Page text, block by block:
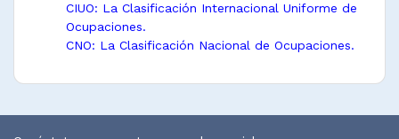
CIUO: La Clasificación Internacional Uniforme de
Ocupaciones.
CNO: La Clasificación Nacional de Ocupaciones.